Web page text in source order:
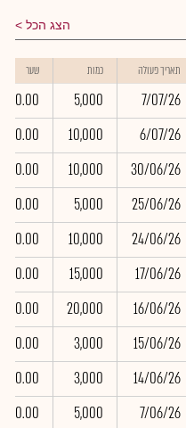
הצג הכל
תאריך פעולה כמות שער
7/07/26
5,000
0.00
6/07/26
10,000
0.00
30/06/26
10,000
0.00
25/06/26
5,000
0.00
24/06/26
10,000
0.00
17/06/26
15,000
0.00
16/06/26
20,000
0.00
15/06/26
3,000
0.00
14/06/26
3,000
0.00
7/06/26
5,000
0.00